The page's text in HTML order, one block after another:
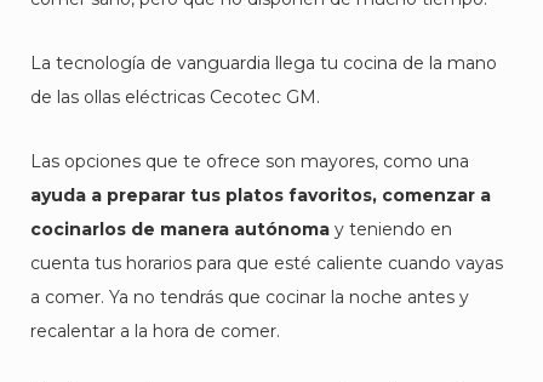
La tecnología de vanguardia llega tu cocina de la mano
de las ollas eléctricas Cecotec GM.
Las opciones que te ofrece son mayores, como una
ayuda a preparar tus platos favoritos, comenzar a
cocinarlos de manera autónoma y teniendo en
cuenta tus horarios para que esté caliente cuando vayas
a comer. Ya no tendrás que cocinar la noche antes y
recalentar a la hora de comer.